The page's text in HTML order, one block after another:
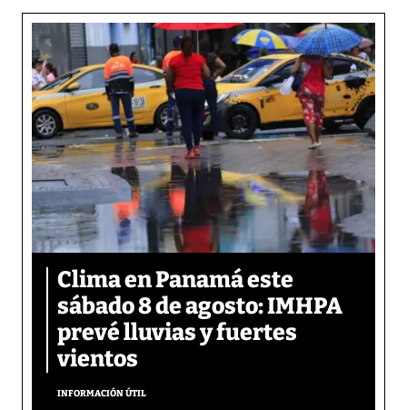
Clima en Panamá este
sábado 8 de agosto: IMHPA
prevé lluvias y fuertes
vientos
INFORMACIÓN ÚTIL